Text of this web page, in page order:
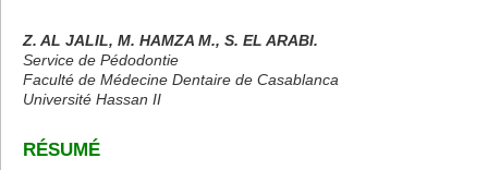
Z. AL JALIL, M. HAMZA M., S. EL ARABI.
Service de Pédodontie
Faculté de Médecine Dentaire de Casablanca
Université Hassan II
RÉSUMÉ